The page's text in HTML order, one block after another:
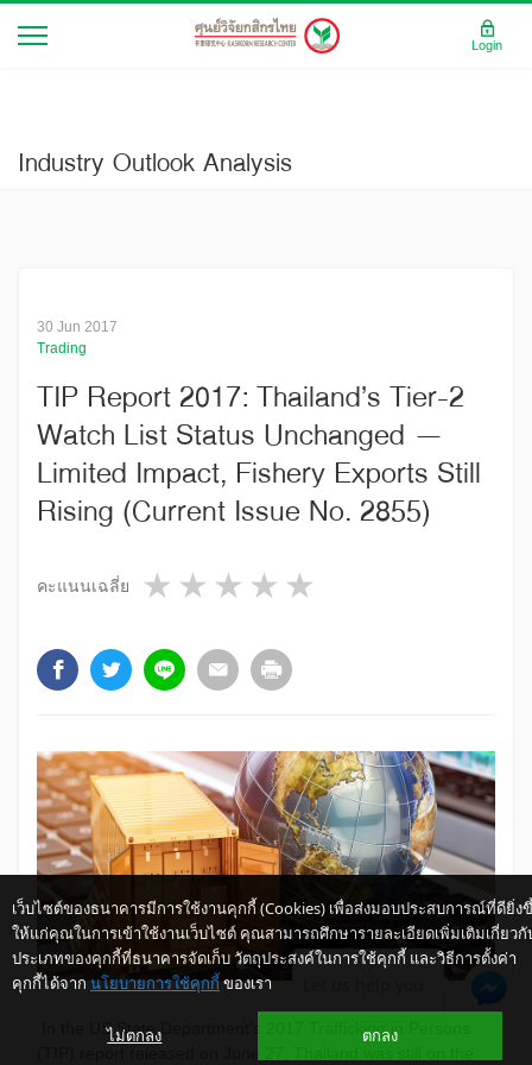
Industry Outlook Analysis
30 Jun 2017
Trading
TIP Report 2017: Thailand’s Tier-2
Watch List Status Unchanged –
Limited Impact, Fishery Exports Still
Rising (Current Issue No. 2855)
คะแนนเฉลี่ย 4 stars
3 stars
2 stars
1 star
In the US State Department's 2017 Trafficking in Persons
เว็บไซต์ของธนาคารมีการใช้งานคุกกี้ (Cookies) เพื่อส่งมอบประสบการณ์ที่ดียิ่ง
ให้แก่คุณในการเข้าใช้งานเว็บไซต์ คุณสามารถศึกษารายละเอียดเพิ่มเติมเกี่ยวกั
ประเภทของคุกกี้ที่ธนาคารจัดเก็บ วัตถุประสงค์ในการใช้คุกกี้ และวิธีการตั้งค่า
คุกกี้ได้จาก นโยบายการใช้คุกกี้ ของเรา
ไม่ตกลง ตกลง
Login